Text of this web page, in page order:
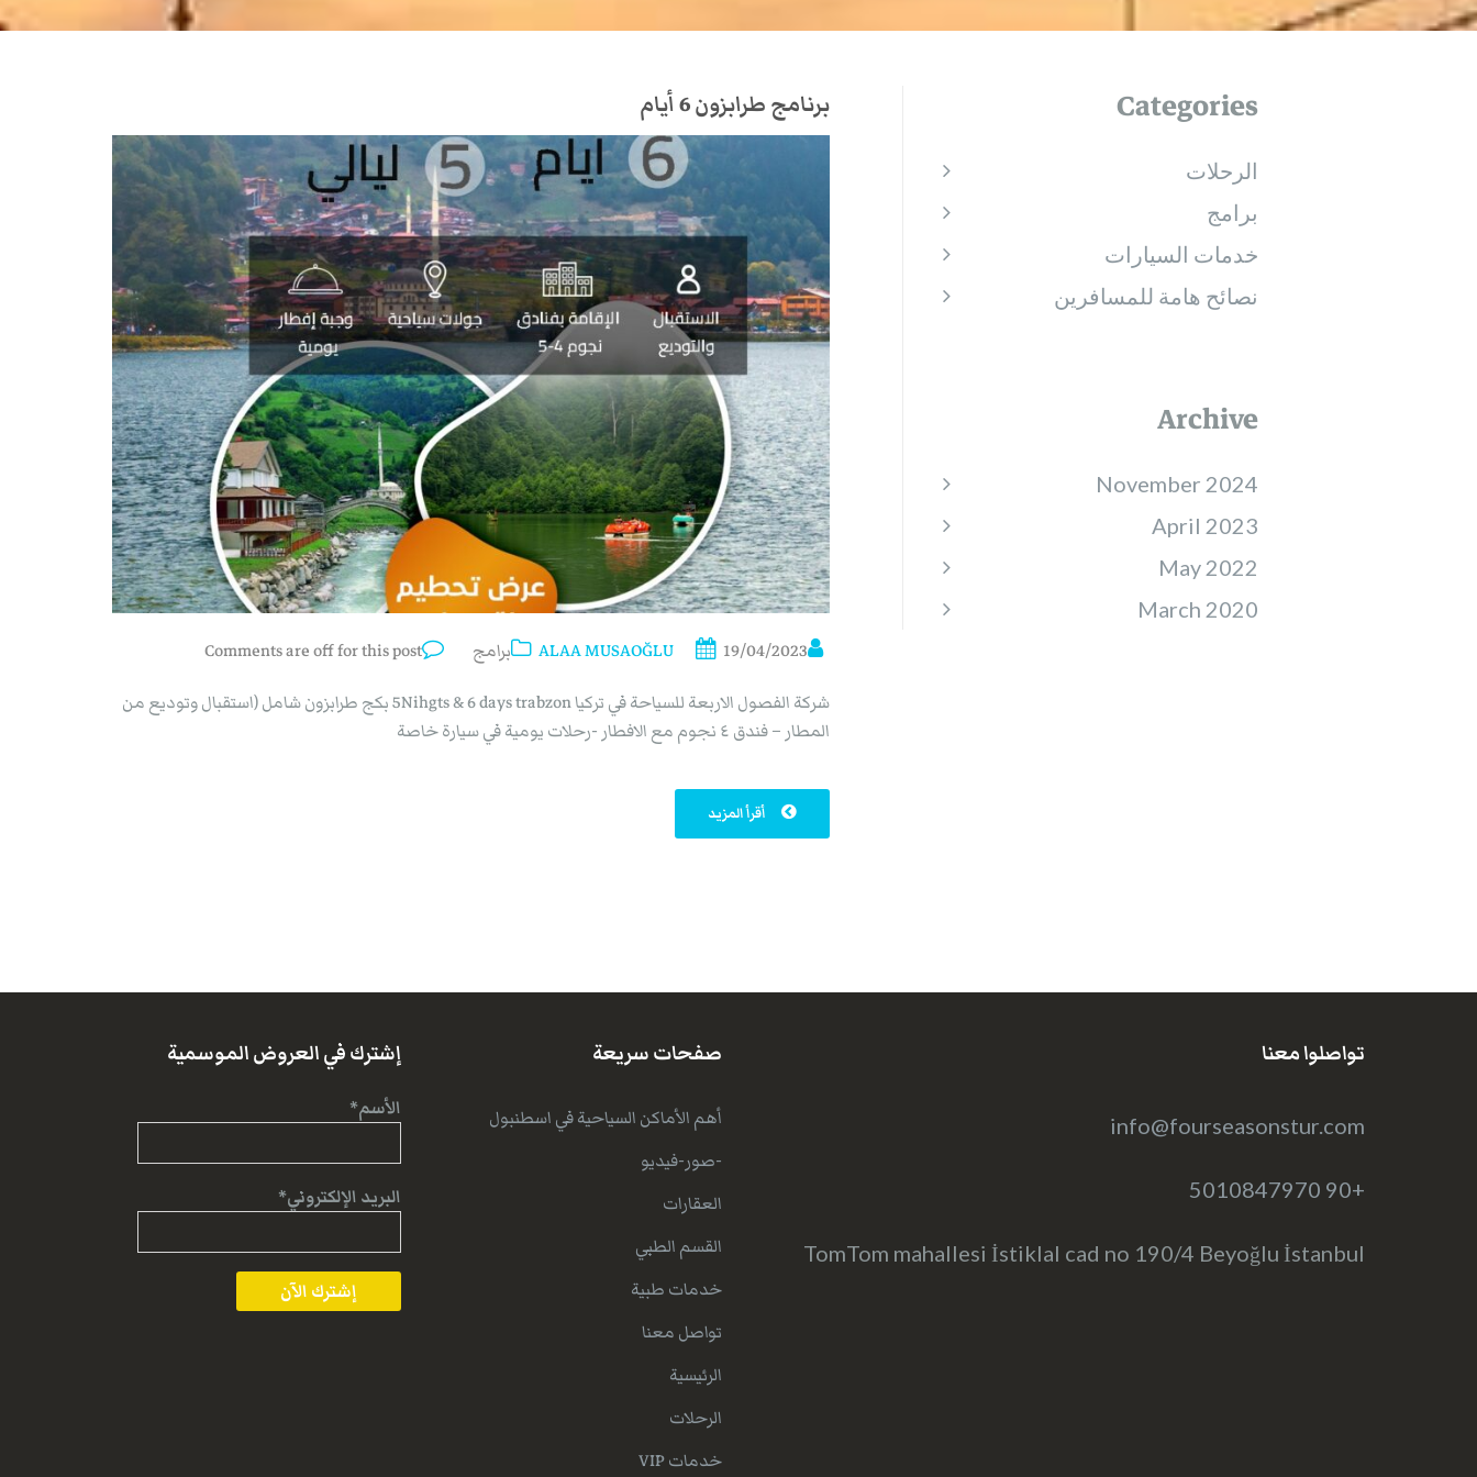
برنامج طرابزون 6 أيام
ALAA MUSAOĞLU 19/04/2023 برامج
Comments are off for this post
شركة الفصول الاربعة للسياحة في تركيا 5Nihgts & 6 days trabzon بكج طرابزون شامل (استقبال وتوديع من
المطار – فندق ٤ نجوم مع الافطار -رحلات يومية في سيارة خاصة
أقرأ المزيد
Categories
الرحلات
برامج
خدمات السيارات
نصائح هامة للمسافرين
Archive
November 2024
April 2023
May 2022
March 2020
إشترك في العروض الموسمية
الأسم*
البريد الإلكتروني*
صفحات سريعة
أهم الأماكن السياحية في اسطنبول
-صور-فيديو
العقارات
القسم الطبي
خدمات طبية
تواصل معنا
الرئيسية
الرحلات
خدمات VIP
تواصلوا معنا
info@fourseasonstur.com
+90 5010847970
TomTom mahallesi İstiklal cad no 190/4 Beyoğlu İstanbul